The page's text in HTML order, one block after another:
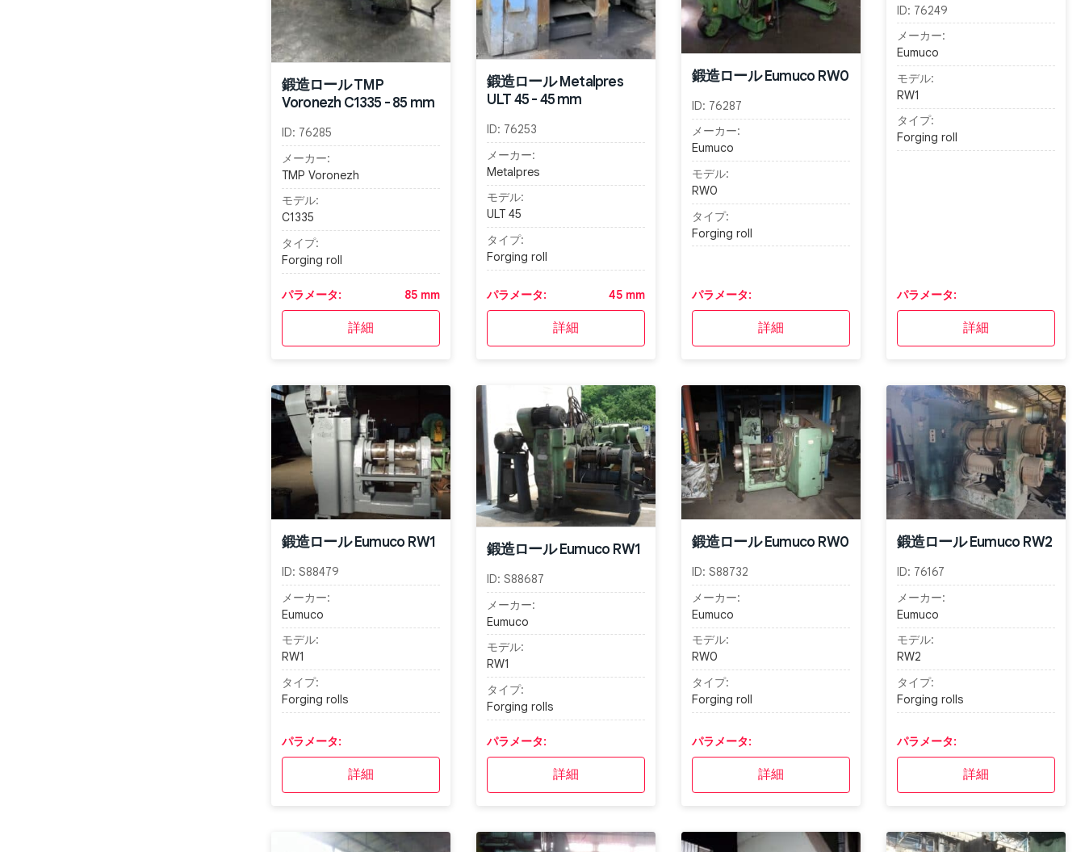
鍛造ロール TMP
Voronezh C1335 - 85 mm
ID: 76285
メーカー:
TMP Voronezh
モデル:
C1335
タイプ:
Forging roll
パラメータ: 85 mm
詳細
鍛造ロール Metalpres
ULT 45 - 45 mm
ID: 76253
メーカー:
Metalpres
モデル:
ULT 45
タイプ:
Forging roll
パラメータ: 45 mm
詳細
鍛造ロール Eumuco RW0
ID: 76287
メーカー:
Eumuco
モデル:
RW0
タイプ:
Forging roll
パラメータ:
詳細
ID: 76249
メーカー:
Eumuco
モデル:
RW1
タイプ:
Forging roll
パラメータ:
詳細
鍛造ロール Eumuco RW1
ID: S88479
メーカー:
Eumuco
モデル:
RW1
タイプ:
Forging rolls
パラメータ:
詳細
鍛造ロール Eumuco RW1
ID: S88687
メーカー:
Eumuco
モデル:
RW1
タイプ:
Forging rolls
パラメータ:
詳細
鍛造ロール Eumuco RW0
ID: S88732
メーカー:
Eumuco
モデル:
RW0
タイプ:
Forging roll
パラメータ:
詳細
鍛造ロール Eumuco RW2
ID: 76167
メーカー:
Eumuco
モデル:
RW2
タイプ:
Forging rolls
パラメータ:
詳細